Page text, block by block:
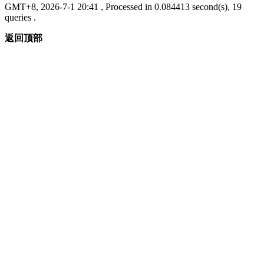
GMT+8, 2026-7-1 20:41 , Processed in 0.084413 second(s), 19
queries .
返回顶部